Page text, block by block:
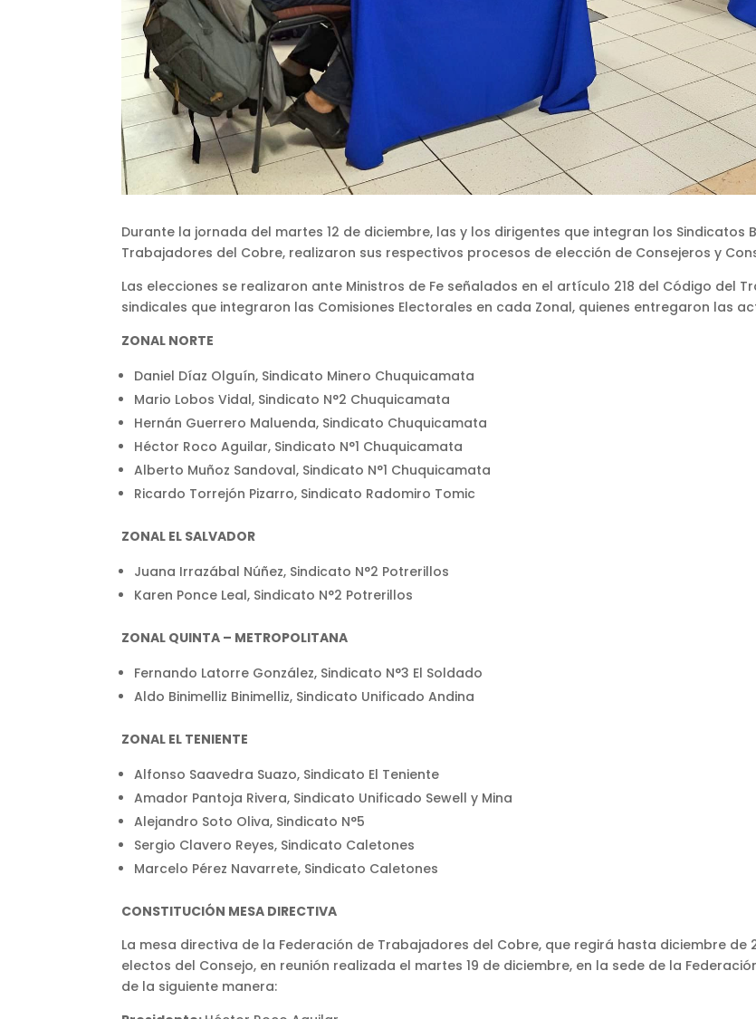
Durante la jornada del martes 12 de diciembre, las y los dirigentes que integran los Sindicatos
Trabajadores del Cobre, realizaron sus respectivos procesos de elección de Consejeros y
Las elecciones se realizaron ante Ministros de Fe señalados en el artículo 218 del Código del
sindicales que integraron las Comisiones Electorales en cada Zonal, quienes entregaron las
ZONAL NORTE
Daniel Díaz Olguín, Sindicato Minero Chuquicamata
Mario Lobos Vidal, Sindicato N°2 Chuquicamata
Hernán Guerrero Maluenda, Sindicato Chuquicamata
Héctor Roco Aguilar, Sindicato N°1 Chuquicamata
Alberto Muñoz Sandoval, Sindicato N°1 Chuquicamata
Ricardo Torrejón Pizarro, Sindicato Radomiro Tomic
ZONAL EL SALVADOR
Juana Irrazábal Núñez, Sindicato N°2 Potrerillos
Karen Ponce Leal, Sindicato N°2 Potrerillos
ZONAL QUINTA – METROPOLITANA
Fernando Latorre González, Sindicato N°3 El Soldado
Aldo Binimelliz Binimelliz, Sindicato Unificado Andina
ZONAL EL TENIENTE
Alfonso Saavedra Suazo, Sindicato El Teniente
Amador Pantoja Rivera, Sindicato Unificado Sewell y Mina
Alejandro Soto Oliva, Sindicato N°5
Sergio Clavero Reyes, Sindicato Caletones
Marcelo Pérez Navarrete, Sindicato Caletones
CONSTITUCIÓN MESA DIRECTIVA
La mesa directiva de la Federación de Trabajadores del Cobre, que regirá hasta diciembre
electos del Consejo, en reunión realizada el martes 19 de diciembre, en la sede de la
de la siguiente manera: